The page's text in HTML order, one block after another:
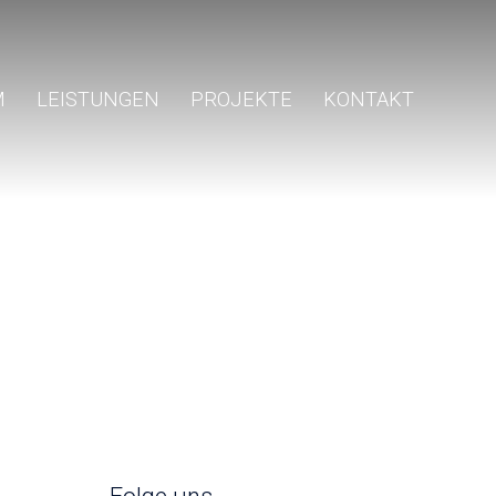
LEISTUNGEN PROJEKTE KONTAKT